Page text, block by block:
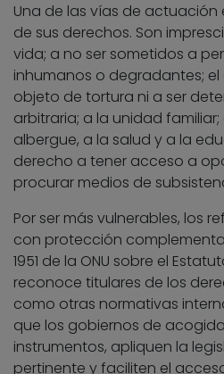
Una de las vías de actuación
de sus derechos. Son
vida; a no ser sometidos a
inhumanos o degradantes;
objeto de tortura ni a ser
arbitraria; a la unidad
albergue, a la salud y a la
derecho a tener acceso a
procurar medios de
Por ser más vulnerables, los
con protección
1951 de la ONU sobre el
reconoce titulares de los
como otras normativas
que los gobiernos de
instrumentos, apliquen la
pertinente y faciliten el